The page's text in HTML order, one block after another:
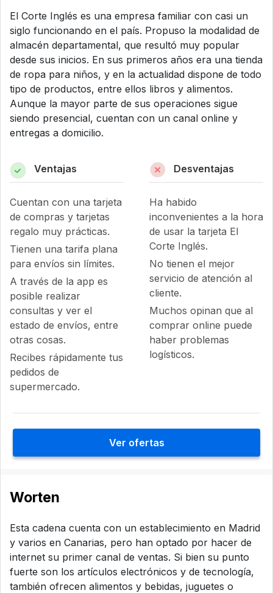
El Corte Inglés es una empresa familiar con casi un
siglo funcionando en el país. Propuso la modalidad de
almacén departamental, que resultó muy popular
desde sus inicios. En sus primeros años era una tienda
de ropa para niños, y en la actualidad dispone de todo
tipo de productos, entre ellos libros y alimentos.
Aunque la mayor parte de sus operaciones sigue
siendo presencial, cuentan con un canal online y
entregas a domicilio.
Ventajas
Cuentan con una tarjeta
de compras y tarjetas
regalo muy prácticas.
Tienen una tarifa plana
para envíos sin límites.
A través de la app es
posible realizar
consultas y ver el
estado de envíos, entre
otras cosas.
Recibes rápidamente tus
pedidos de
supermercado.
Desventajas
Ha habido
inconvenientes a la hora
de usar la tarjeta El
Corte Inglés.
No tienen el mejor
servicio de atención al
cliente.
Muchos opinan que al
comprar online puede
haber problemas
logísticos.
Ver ofertas
Worten
Esta cadena cuenta con un establecimiento en Madrid
y varios en Canarias, pero han optado por hacer de
internet su primer canal de ventas. Si bien su punto
fuerte son los artículos electrónicos y de tecnología,
también ofrecen alimentos y bebidas, juguetes o